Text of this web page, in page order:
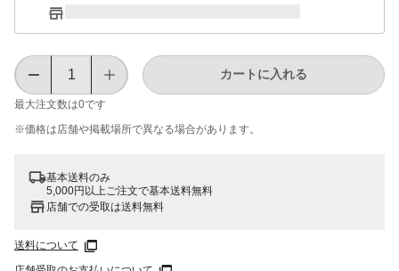
最大注文数は0です
カートに入れる
※価格は​店舗や​掲載場所で​異なる​場合が​あります。
基本送料のみ
5,000円以上ご注文で基本送料無料
店舗での受取は送料無料
送料について